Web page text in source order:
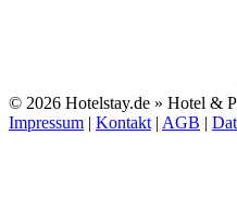
© 2026 Hotelstay.de » Hotel &
Impressum | Kontakt| AGB |